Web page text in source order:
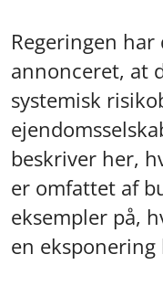
Regeringen
annonceret, at
systemisk
beskriver her,
er omfattet af
eksempler på,
en eksponering